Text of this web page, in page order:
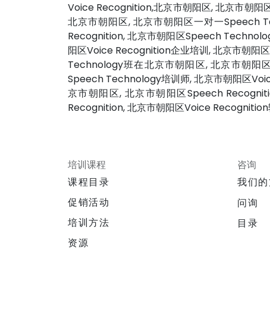
Voice Recognition,北京市朝阳区, 北京市朝
北京市朝阳区, 北京市朝阳区一对一Speech
Recognition, 北京市朝阳区Speech
阳区Voice Recognition企业培训, 北京市朝阳
Technology班在北京市朝阳区, 北京市朝阳
Speech Technology培训师, 北京市朝阳区
京市朝阳区, 北京市朝阳区Speech
Recognition, 北京市朝阳区Voice
培训课程
课程目录
促销活动
培训方法
资源
咨询
我们
问询
目录